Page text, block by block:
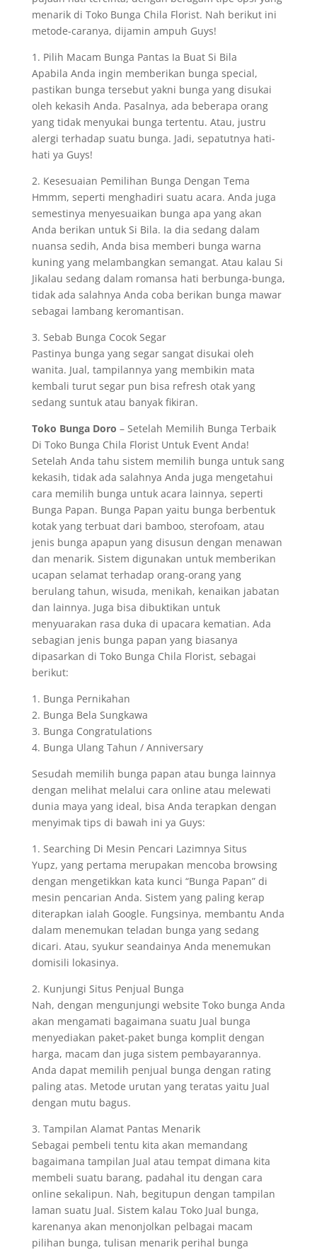
menarik di Toko Bunga Chila Florist. Nah berikut ini
metode-caranya, dijamin ampuh Guys!
1. Pilih Macam Bunga Pantas Ia Buat Si Bila
Apabila Anda ingin memberikan bunga special,
pastikan bunga tersebut yakni bunga yang disukai
oleh kekasih Anda. Pasalnya, ada beberapa orang
yang tidak menyukai bunga tertentu. Atau, justru
alergi terhadap suatu bunga. Jadi, sepatutnya hati-
hati ya Guys!
2. Kesesuaian Pemilihan Bunga Dengan Tema
Hmmm, seperti menghadiri suatu acara. Anda juga
semestinya menyesuaikan bunga apa yang akan
Anda berikan untuk Si Bila. Ia dia sedang dalam
nuansa sedih, Anda bisa memberi bunga warna
kuning yang melambangkan semangat. Atau kalau Si
Jikalau sedang dalam romansa hati berbunga-bunga,
tidak ada salahnya Anda coba berikan bunga mawar
sebagai lambang keromantisan.
3. Sebab Bunga Cocok Segar
Pastinya bunga yang segar sangat disukai oleh
wanita. Jual, tampilannya yang membikin mata
kembali turut segar pun bisa refresh otak yang
sedang suntuk atau banyak fikiran.
Toko Bunga Doro – Setelah Memilih Bunga Terbaik
Di Toko Bunga Chila Florist Untuk Event Anda!
Setelah Anda tahu sistem memilih bunga untuk sang
kekasih, tidak ada salahnya Anda juga mengetahui
cara memilih bunga untuk acara lainnya, seperti
Bunga Papan. Bunga Papan yaitu bunga berbentuk
kotak yang terbuat dari bamboo, sterofoam, atau
jenis bunga apapun yang disusun dengan menawan
dan menarik. Sistem digunakan untuk memberikan
ucapan selamat terhadap orang-orang yang
berulang tahun, wisuda, menikah, kenaikan jabatan
dan lainnya. Juga bisa dibuktikan untuk
menyuarakan rasa duka di upacara kematian. Ada
sebagian jenis bunga papan yang biasanya
dipasarkan di Toko Bunga Chila Florist, sebagai
berikut:
1. Bunga Pernikahan
2. Bunga Bela Sungkawa
3. Bunga Congratulations
4. Bunga Ulang Tahun / Anniversary
Sesudah memilih bunga papan atau bunga lainnya
dengan melihat melalui cara online atau melewati
dunia maya yang ideal, bisa Anda terapkan dengan
menyimak tips di bawah ini ya Guys:
1. Searching Di Mesin Pencari Lazimnya Situs
Yupz, yang pertama merupakan mencoba browsing
dengan mengetikkan kata kunci “Bunga Papan” di
mesin pencarian Anda. Sistem yang paling kerap
diterapkan ialah Google. Fungsinya, membantu Anda
dalam menemukan teladan bunga yang sedang
dicari. Atau, syukur seandainya Anda menemukan
domisili lokasinya.
2. Kunjungi Situs Penjual Bunga
Nah, dengan mengunjungi website Toko bunga Anda
akan mengamati bagaimana suatu Jual bunga
menyediakan paket-paket bunga komplit dengan
harga, macam dan juga sistem pembayarannya.
Anda dapat memilih penjual bunga dengan rating
paling atas. Metode urutan yang teratas yaitu Jual
dengan mutu bagus.
3. Tampilan Alamat Pantas Menarik
Sebagai pembeli tentu kita akan memandang
bagaimana tampilan Jual atau tempat dimana kita
membeli suatu barang, padahal itu dengan cara
online sekalipun. Nah, begitupun dengan tampilan
laman suatu Jual. Sistem kalau Toko Jual bunga,
karenanya akan menonjolkan pelbagai macam
pilihan bunga, tulisan menarik perihal bunga